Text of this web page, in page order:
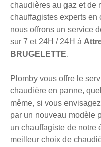
chaudières au gaz et de
chauffagistes experts en
nous offrons un service
sur 7 et 24H / 24H à
BRUGELETTE.
Plomby vous offre le
chaudière en panne,
même, si vous
par un nouveau modèle
un chauffagiste de notre
meilleur choix de